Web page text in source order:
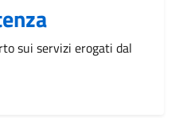
sui servizi erogati dal